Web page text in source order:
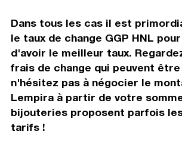
Dans tous les cas il est
le taux de change GGP HNL
d'avoir le meilleur taux.
frais de change qui peuvent
n'hésitez pas à négocier le
Lempira à partir de votre
bijouteries proposent parfois
tarifs !